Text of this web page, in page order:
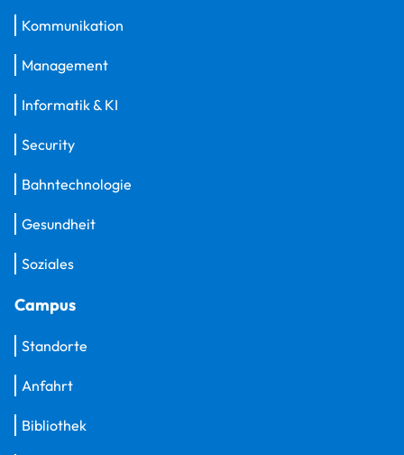
Kommunikation
Management
Informatik & KI
Security
Bahntechnologie
Gesundheit
Soziales
Campus
Standorte
Anfahrt
Bibliothek